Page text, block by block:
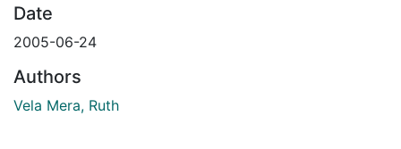
Date
2005-06-24
Authors
Vela Mera, Ruth